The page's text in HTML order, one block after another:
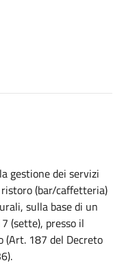
gestione dei servizi
(bar/caffetteria)
sulla base di un
(sette), presso il
(Art. 187 del Decreto